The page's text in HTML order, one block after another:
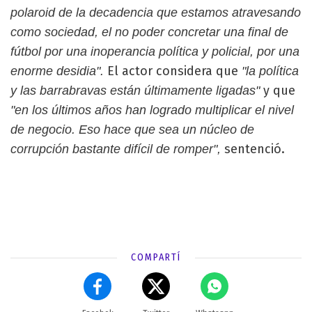
polaroid de la decadencia que estamos atravesando
como sociedad, el no poder concretar una final de
fútbol por una inoperancia política y policial, por una
enorme desidia". El actor considera que "la política
y las barrabravas están últimamente ligadas" y que
"en los últimos años han logrado multiplicar el nivel
de negocio. Eso hace que sea un núcleo de
corrupción bastante difícil de romper", sentenció.
COMPARTÍ